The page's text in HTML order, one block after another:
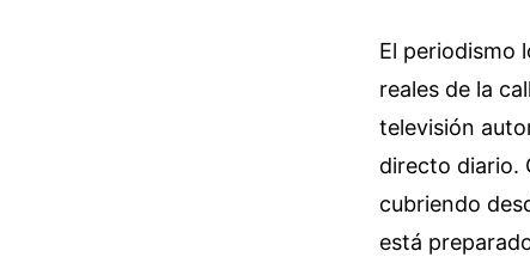
El periodismo
reales de la
televisión
directo diario.
cubriendo
está